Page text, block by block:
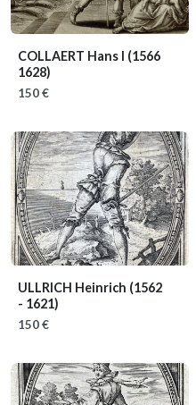
COLLAERT Hans I (1566
1628)
150 €
ULLRICH Heinrich (1562
- 1621)
150 €